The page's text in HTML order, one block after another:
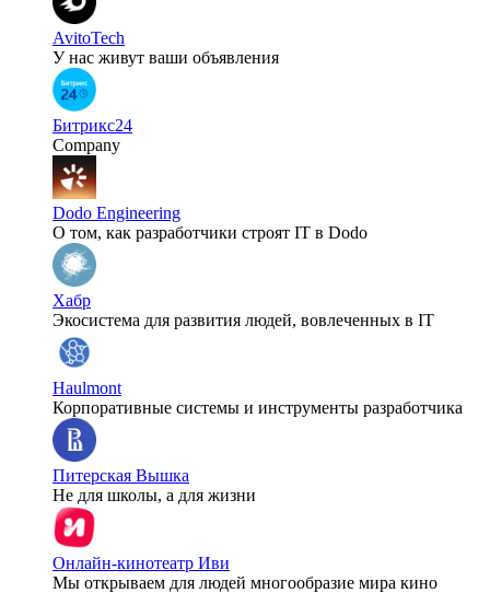
AvitoTech
У нас живут ваши объявления
Битрикс24
Company
Dodo Engineering
О том, как разработчики строят IT в Dodo
Хабр
Экосистема для развития людей, вовлеченных в IT
Haulmont
Корпоративные системы и инструменты разработчика
Питерская Вышка
Не для школы, а для жизни
Онлайн-кинотеатр Иви
Мы открываем для людей многообразие мира кино